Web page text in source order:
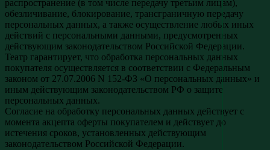
распространение (в том числе передачу третьим лицам),
обезличивание, блокирование, трансграничную передачу
персональных данных, а также осуществление любых иных
действий с персональными данными, предусмотренных
действующим законодательством Российской Федерации.
Театр гарантирует, что обработка персональных данных
покупателя осуществляется в соответствии с Федеральным
законом от 27.07.2006 N 152-ФЗ «О персональных данных» и
иным действующим законодательством РФ о защите
персональных данных.
Согласие на обработку персональных данных действует с
момента акцепта оферты покупателем и действует до
истечения сроков, установленных действующим
законодательством Российской Федерации.